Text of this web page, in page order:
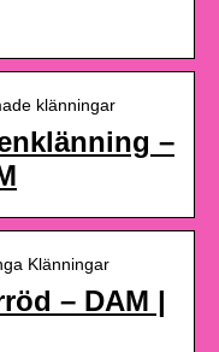
klänningar
–
Klänningar
– DAM |